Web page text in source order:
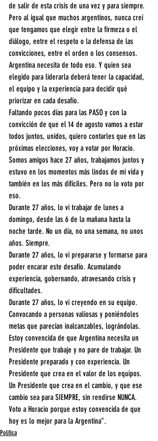
de salir de esta crisis de una vez y para siempre.
Pero al igual que muchos argentinos, nunca creí
que tengamos que elegir entre la firmeza o el
diálogo, entre el respeto o la defensa de las
convicciones, entre el orden o los consensos.
Argentina necesita de todo eso. Y quien sea
elegido para liderarla deberá tener la capacidad,
el equipo y la experiencia para decidir qué
priorizar en cada desafío.
Faltando pocos días para las PASO y con la
convicción de que el 14 de agosto vamos a estar
todos juntos, unidos, quiero contarles que en las
próximas elecciones, voy a votar por Horacio.
Somos amigos hace 27 años, trabajamos juntos y
estuvo en los momentos más lindos de mi vida y
también en los más difíciles. Pero no lo voto por
eso.
Durante 27 años, lo vi trabajar de lunes a
domingo, desde las 6 de la mañana hasta la
noche tarde. No un día, no una semana, no unos
años. Siempre.
Durante 27 años, lo vi prepararse y formarse para
poder encarar este desafío. Acumulando
experiencia, gobernando, atravesando crisis y
dificultades.
Durante 27 años, lo vi creyendo en su equipo.
Convocando a personas valiosas y poniéndoles
metas que parecían inalcanzables, lográndolas.
Estoy convencida de que Argentina necesita un
Presidente que trabaje y no pare de trabajar. Un
Presidente preparado y con experiencia. Un
Presidente que crea en el valor de los equipos.
Un Presidente que crea en el cambio, y que ese
cambio sea para SIEMPRE, sin rendirse NUNCA.
Voto a Horacio porque estoy convencida de que
hoy es lo mejor para la Argentina”.
Política